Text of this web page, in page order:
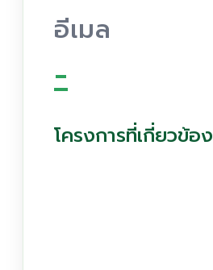
อีเมล
-
โครงการที่เกี่ยวข้อง